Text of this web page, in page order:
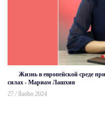
Жизнь в европейской среде
силах - Мариам Лашхия
27 / მაისი 2024